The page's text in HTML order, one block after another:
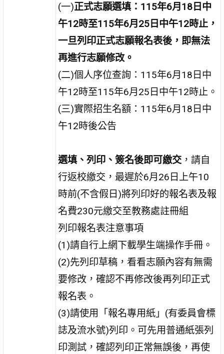
(一)正式志願選填： 115年6月18 日 中
午12時至115年6月25 日 中午12時止，
一旦列印正式志願報名表後，即無法
再進行志願修改。
(二)個人序位查詢：115年6月18日中
午12時至115年6月25日中午12時止。
(三)實際招生名額：115年6月18日中
午12時後公告
選填、列印、簽名後即可繳交，請自
行返校繳交，最遲於6月26日上午10
時前(不含假日)將列印好的報名表及報
名費230元繳交至教務處註冊組
列印報名表注意事項
(1)請自行上網下載學生端操作手冊。
(2)先列印草稿，看看志願內容有無需
要修改，確認不再修改後再列印正式
報名表。
(3)請使用「報名專用紙」(有委員會標
誌及流水號)列印。可先用普通紙張列
印測試，確認列印正常無誤後，再使